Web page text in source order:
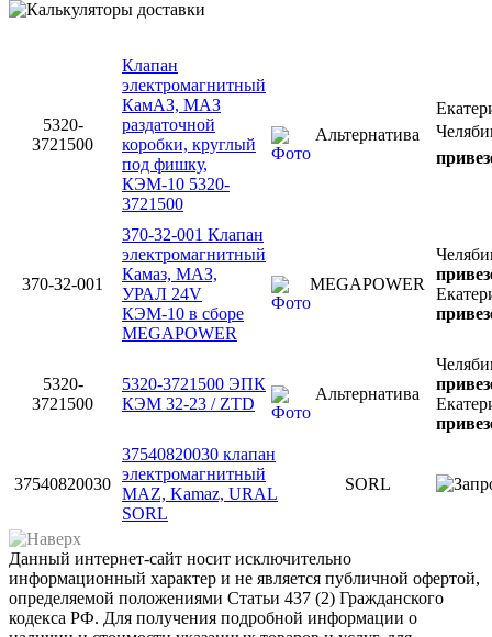
5320-
3721500
Клапан
электромагнитный
КамАЗ, МАЗ
раздаточной
коробки, круглый
под фишку,
КЭМ-10 5320-
3721500
Альтернатива
370-32-001
370-32-001 Клапан
электромагнитный
Камаз, МАЗ,
УРАЛ 24V
КЭМ-10 в сборе
MEGAPOWER
MEGAPOWER
5320-
3721500
5320-3721500 ЭПК
КЭМ 32-23 / ZTD
Альтернатива
37540820030
37540820030 клапан
электромагнитный
MAZ, Kamaz, URAL
SORL
SORL
Данный интернет-сайт носит исключительно
информационный характер и не является публичной офертой,
определяемой положениями Статьи 437 (2) Гражданского
кодекса РФ. Для получения подробной информации о